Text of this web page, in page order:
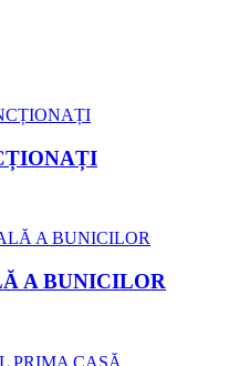
A BUNICILOR